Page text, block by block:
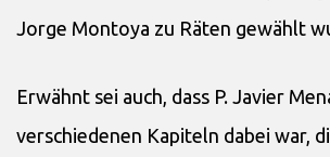
Jorge Montoya zu Räten gewählt
Erwähnt sei auch, dass P. Javier
verschiedenen Kapiteln dabei war,